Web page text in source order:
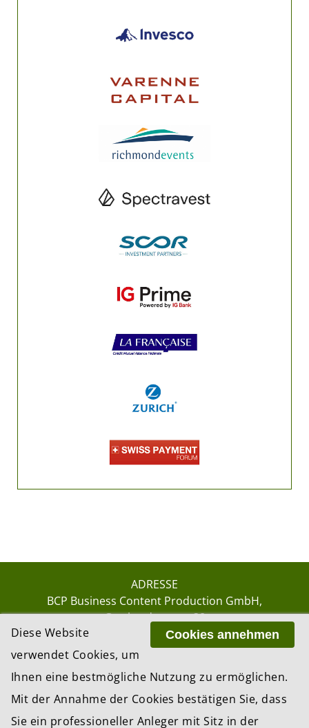
ADRESSE
BCP Business Content Production GmbH
Gotthardstrasse 38
8002 Zürich
GmbH, Zürich – Switzerland
Website by update AG, Zurich
Cookies annehmen
Diese Website
verwendet Cookies, um
Ihnen eine bestmögliche Nutzung zu ermöglichen.
Mit der Annahme der Cookies bestätigen Sie, dass
Sie ein professioneller Anleger mit Sitz in der